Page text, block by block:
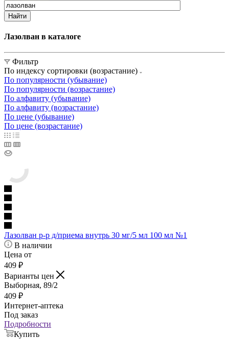
Найти
Лазолван в каталоге
Фильтр
По индексу сортировки (возрастание)
По популярности (убывание)
По популярности (возрастание)
По алфавиту (убывание)
По алфавиту (возрастание)
По цене (убывание)
По цене (возрастание)
Лазолван р-р д/приема внутрь 30 мг/5 мл 100 мл №1
В наличии
Цена от
409 ₽
Варианты цен
Выборная, 89/2
409 ₽
Интернет-аптека
Под заказ
Подробности
Купить